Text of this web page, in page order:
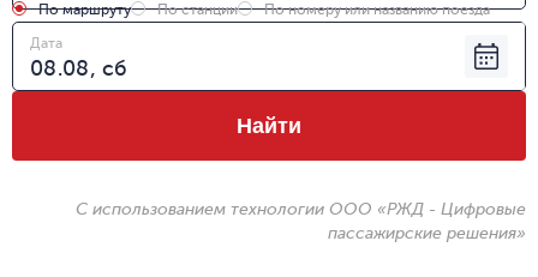
По маршруту По станции
По номеру или названию поезда
Дата
Найти
С использованием технологии ООО «РЖД - Цифровые
пассажирские решения»